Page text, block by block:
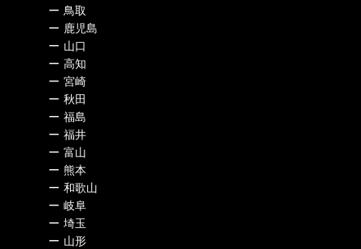
ー 鳥取
ー 鹿児島
ー 山口
ー 高知
ー 宮崎
ー 秋田
ー 福島
ー 福井
ー 富山
ー 熊本
ー 和歌山
ー 岐阜
ー 埼玉
ー 山形